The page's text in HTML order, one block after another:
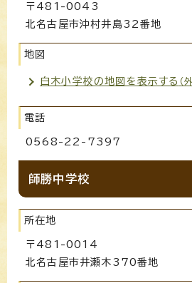
〒481-0043
北名古屋市沖村井島32番地
地図
白木小学校の地図を表示する （
電話
0568-22-7397
師勝中学校
所在地
〒481-0014
北名古屋市井瀬木370番地